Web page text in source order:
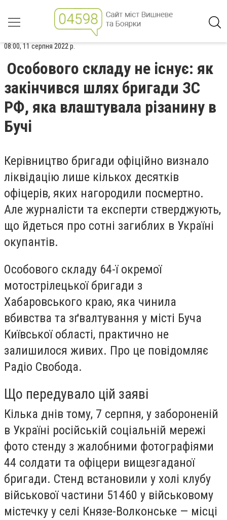
08:00, 11 серпня 2022 р.
Особового складу не існує: як
закінчився шлях бригади ЗС
РФ, яка влаштувала різанину в
Бучі
Керівництво бригади офіційно визнало
ліквідацію лише кількох десятків
офіцерів, яких нагородили посмертно.
Але журналісти та експерти стверджують,
що йдеться про сотні загиблих в Україні
окупантів.
Особового складу 64-ї окремої
мотострілецької бригади з
Хабаровського краю, яка чинила
вбивства та зґвалтування у місті Буча
Київської області, практично не
залишилося живих. Про це повідомляє
Радіо Свобода.
Що передувало цій заяві
Кілька днів тому, 7 серпня, у забороненій
в Україні російській соціальній мережі
фото стенду з жалобними фотографіями
44 солдати та офіцери вищезгаданої
бригади. Стенд встановили у холі клубу
військової частини 51460 у військовому
містечку у селі Князе-Волконське — місці